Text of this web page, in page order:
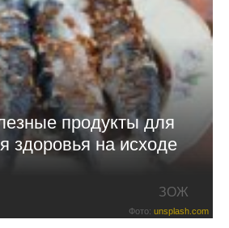
продукты для
здоровья на исходе
ЗОЖ
Фото: unsplash.com